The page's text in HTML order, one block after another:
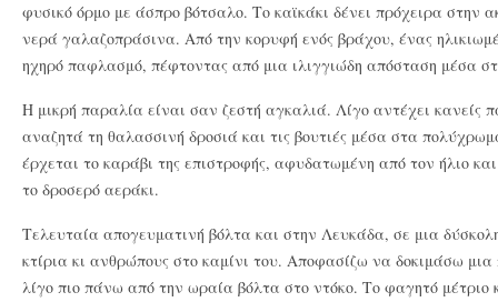
φυσικό όρμο με άσπρο βότσαλο. Το καϊκάκι δένει πρόχειρα στην
νερά γαλαζοπράσινα. Από την κορυφή ενός βράχου, ένας
ηχηρό παφλασμό, πέφτοντας από μια ιλιγγιώδη απόσταση μέσα
Η μικρή παραλία είναι σαν ζεστή αγκαλιά. Λίγο αντέχει κανείς
αναζητά τη θαλασσινή δροσιά και τις βουτιές μέσα στα
έρχεται το καράβι της επιστροφής, αφυδατωμένη από τον ήλιο
το δροσερό αεράκι.
Τελευταία απογευματινή βόλτα και στην Λευκάδα, σε μια
κτίρια κι ανθρώπους στο καμίνι του. Αποφασίζω να δοκιμάσω
λίγο πιο πάνω από την ωραία βόλτα στο ντόκο. Το φαγητό